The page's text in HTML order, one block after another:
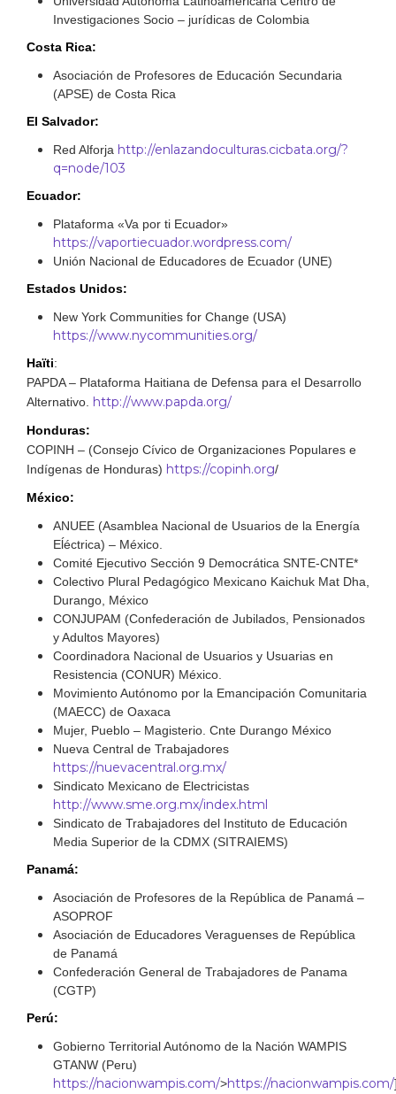
Investigaciones Socio – jurídicas de Colombia
Costa Rica:
Asociación de Profesores de Educación Secundaria
(APSE) de Costa Rica
El Salvador:
Red Alforja http://enlazandoculturas.cicbata.org/?
q=node/103
Ecuador:
Plataforma «Va por ti Ecuador»
https://vaportiecuador.wordpress.com/
Unión Nacional de Educadores de Ecuador (UNE)
Estados Unidos:
New York Communities for Change (USA)
https://www.nycommunities.org/
Haïti:
PAPDA – Plataforma Haitiana de Defensa para el Desarrollo
Alternativo. http://www.papda.org/
Honduras:
COPINH – (Consejo Cívico de Organizaciones Populares e
Indígenas de Honduras) https://copinh.org/
México:
ANUEE (Asamblea Nacional de Usuarios de la Energía
Eĺéctrica) – México.
Comité Ejecutivo Sección 9 Democrática SNTE-CNTE*
Colectivo Plural Pedagógico Mexicano Kaichuk Mat Dha,
Durango, México
CONJUPAM (Confederación de Jubilados, Pensionados
y Adultos Mayores)
Coordinadora Nacional de Usuarios y Usuarias en
Resistencia (CONUR) México.
Movimiento Autónomo por la Emancipación Comunitaria
(MAECC) de Oaxaca
Mujer, Pueblo – Magisterio. Cnte Durango México
Nueva Central de Trabajadores
https://nuevacentral.org.mx/
Sindicato Mexicano de Electricistas
http://www.sme.org.mx/index.html
Sindicato de Trabajadores del Instituto de Educación
Media Superior de la CDMX (SITRAIEMS)
Panamá:
Asociación de Profesores de la República de Panamá –
ASOPROF
Asociación de Educadores Veraguenses de República
de Panamá
Confederación General de Trabajadores de Panama
(CGTP)
Perú:
Gobierno Territorial Autónomo de la Nación WAMPIS
GTANW (Peru)
https://nacionwampis.com/>https://nacionwampis.com/